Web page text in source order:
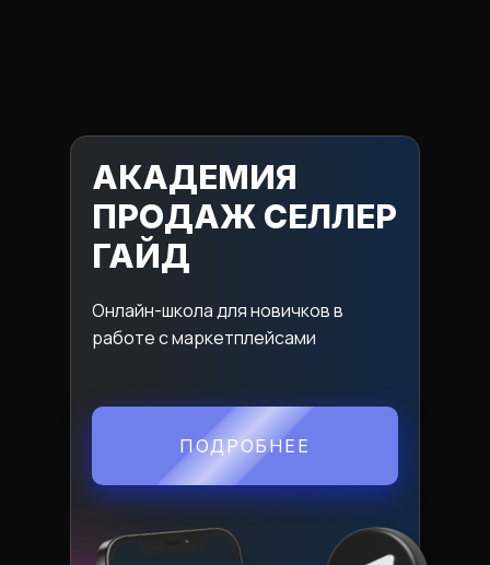
Онлайн-школа для новичков в
работе с маркетплейсами
АКАДЕМИЯ
ПРОДАЖ СЕЛЛЕР
ГАЙД
ПОДРОБНЕЕ